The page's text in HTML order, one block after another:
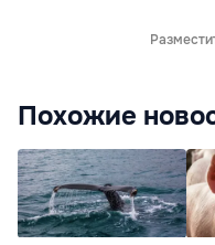
Похожие